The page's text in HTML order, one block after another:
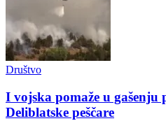
Društvo
I vojska pomaže u gašenju
Deliblatske peščare